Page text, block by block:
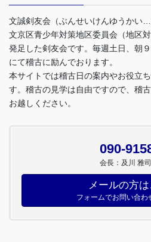
文誠剣友会（ぶんせいけんゆうかい
文京区青少年対策地区委員会（地区
発足した剣友会です。毎週土日、朝
にて稽古に励んでおります。
本サイトでは稽古日の案内やお役立
す。稽古の見学は自由ですので、稽
お越しください。
090-
会長：及川 雅
メールの方
フォームでお問い合わ